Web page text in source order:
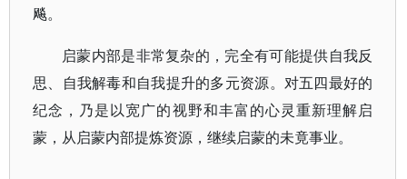
飚。
启蒙内部是非常复杂的，完全有可能提供自我反
思、自我解毒和自我提升的多元资源。对五四最好的
纪念，乃是以宽广的视野和丰富的心灵重新理解启
蒙，从启蒙内部提炼资源，继续启蒙的未竟事业。